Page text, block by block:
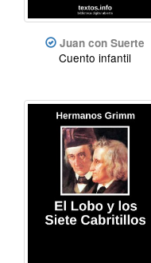
Juan con Suerte
Cuento infantil